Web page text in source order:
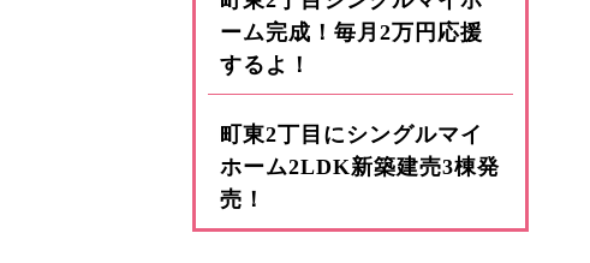
ーム完成！毎月2万円応援
するよ！
町東2丁目にシングルマイ
ホーム2LDK新築建売3棟発
売！